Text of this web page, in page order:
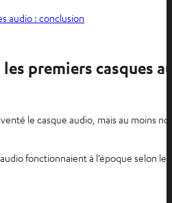
audio : conclusion
les premiers casques
le casque audio, mais au moins
fonctionnaient à l’époque selon